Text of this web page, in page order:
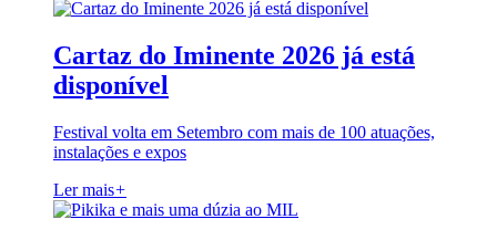
Cartaz do Iminente 2026 já está
disponível
Festival volta em Setembro com mais de 100 atuações,
instalações e expos
Ler mais+